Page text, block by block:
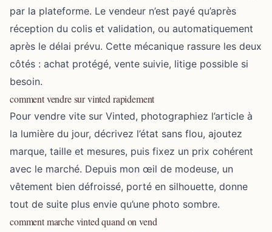
par la plateforme. Le vendeur n’est payé qu’après
réception du colis et validation, ou automatiquement
après le délai prévu. Cette mécanique rassure les deux
côtés : achat protégé, vente suivie, litige possible si
besoin.
comment vendre sur vinted rapidement
Pour vendre vite sur Vinted, photographiez l’article à
la lumière du jour, décrivez l’état sans flou, ajoutez
marque, taille et mesures, puis fixez un prix cohérent
avec le marché. Depuis mon œil de modeuse, un
vêtement bien défroissé, porté en silhouette, donne
tout de suite plus envie qu’une photo sombre.
comment marche vinted quand on vend